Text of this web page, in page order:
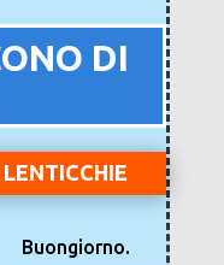
DI
Buongiorno.